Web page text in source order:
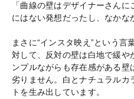
「曲線の壁はデザイナーさん
にはない発想だったし、なかな
まさに“インスタ映え”という言
対して、反対の壁は白地で緩や
ンプルながらも存在感がある
劣りません。白とナチュラルカ
トを生み出しています。